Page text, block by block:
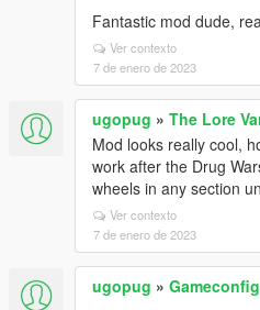
Fantastic mod dude,
Ver contexto
7 de enero de 2023
ugopug » The Lore
Mod looks really cool,
work after the Drug
wheels in any section
Ver contexto
7 de enero de 2023
ugopug »